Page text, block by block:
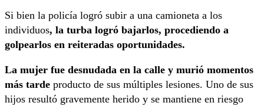
Si bien la policía logró subir a una camioneta a los
individuos, la turba logró bajarlos, procediendo a
golpearlos en reiteradas oportunidades.
La mujer fue desnudada en la calle y murió momentos
más tarde producto de sus múltiples lesiones. Uno de sus
hijos resultó gravemente herido y se mantiene en riesgo